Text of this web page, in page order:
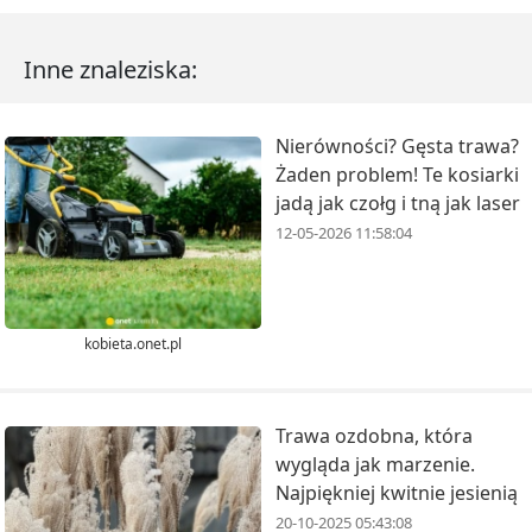
Inne znaleziska:
kobieta.onet.pl
Nierówności? Gęsta trawa?
Żaden problem! Te kosiarki
jadą jak czołg i tną jak laser
12-05-2026 11:58:04
Trawa ozdobna, która
wygląda jak marzenie.
Najpiękniej kwitnie jesienią
20-10-2025 05:43:08